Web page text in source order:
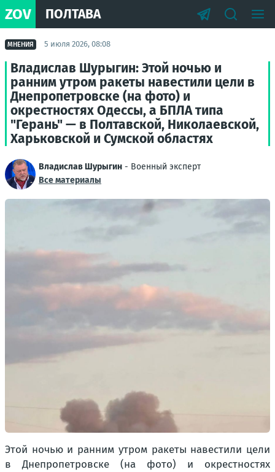
ZOV ПОЛТАВА
МНЕНИЯ 5 июля 2026, 08:08
Владислав Шурыгин: Этой ночью и
ранним утром ракеты навестили цели в
Днепропетровске (на фото) и
окрестностях Одессы, а БПЛА типа
"Герань" — в Полтавской, Николаевской,
Харьковской и Сумской областях
Владислав Шурыгин - Военный эксперт
Все материалы
Этой ночью и ранним утром ракеты навестили цели
в Днепропетровске (на фото) и окрестностях